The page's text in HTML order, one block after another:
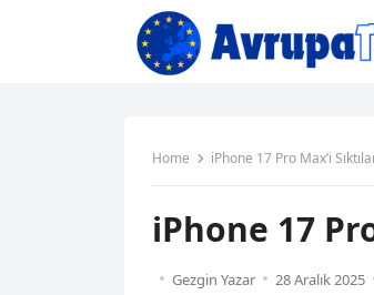
Home iPhone 17 Pro Max’i
iPhone 17
Gezgin Yazar 28 Aralık 2025